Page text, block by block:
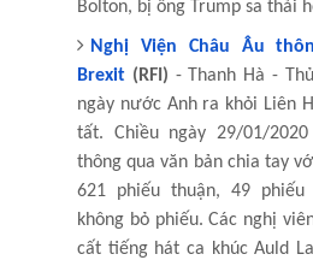
Bolton, bị ông Trump sa thải
Nghị Viện Châu Âu
Brexit(RFI) - Thanh Hà -
ngày nước Anh ra khỏi Liên
tất. Chiều ngày 29/01/
thông qua văn bản chia tay
621 phiếu thuận, 49
không bỏ phiếu. Các nghị
cất tiếng hát ca khúc Auld